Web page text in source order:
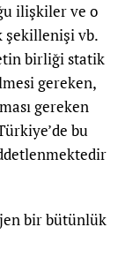
ilişkiler ve o
şekillenişi vb.
birliği statik
gereken,
gereken
bu
bir bütünlük